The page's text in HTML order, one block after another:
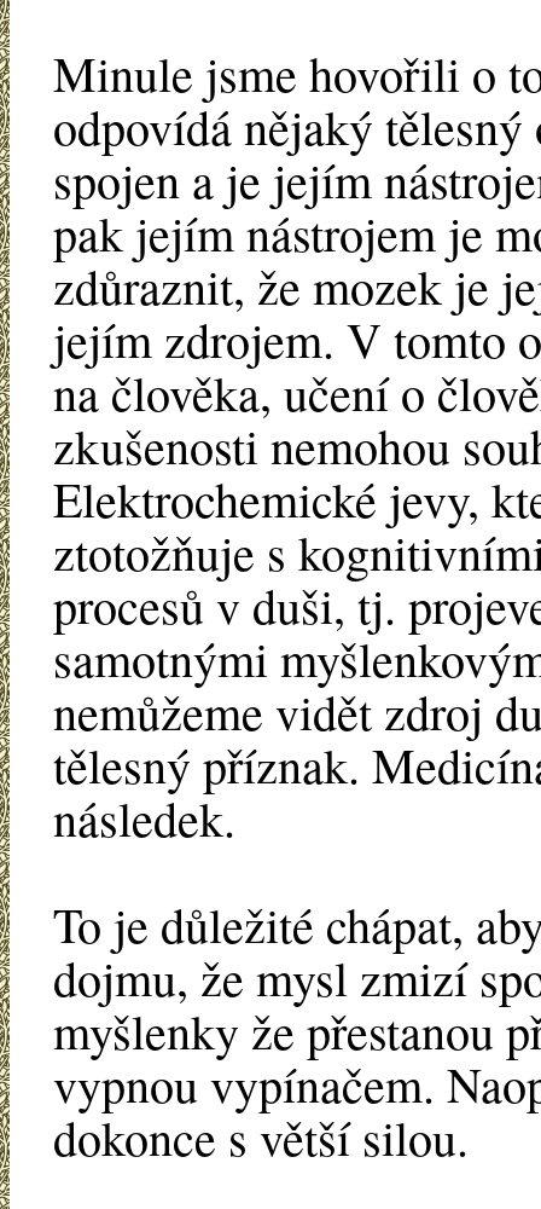
Minule jsme hovořili o
odpovídá nějaký
spojen a je jejím
pak jejím nástrojem je
zdůraznit, že mozek je
jejím zdrojem. V tomto
na člověka, učení o
zkušenosti nemohou
Elektrochemické jevy,
ztotožňuje s
procesů v duši, tj.
samotnými
nemůžeme vidět zdroj
tělesný příznak.
následek.
To je důležité chápat,
dojmu, že mysl zmizí
myšlenky že přestanou
vypnou vypínačem.
dokonce s větší silou.